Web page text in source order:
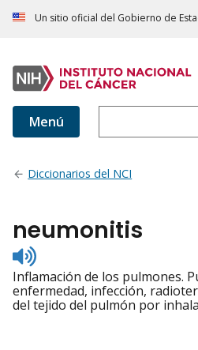
Un sitio oficial del Gobierno de
Menú
Diccionarios del NCI
neumonitis
Listen
to
pronunciation
Inflamación de los pulmones.
enfermedad, infección,
del tejido del pulmón por